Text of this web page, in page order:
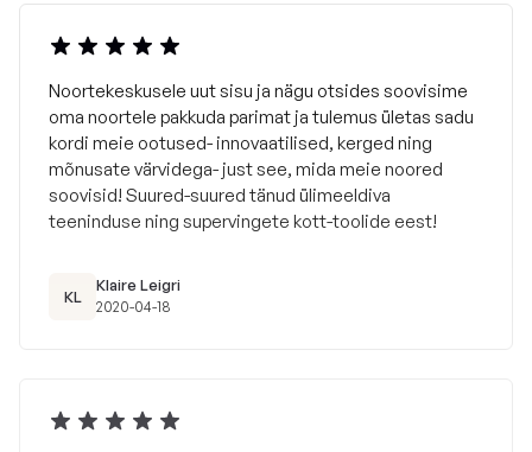
Noortekeskusele uut sisu ja nägu otsides soovisime
oma noortele pakkuda parimat ja tulemus ületas sadu
kordi meie ootused- innovaatilised, kerged ning
mõnusate värvidega- just see, mida meie noored
soovisid! Suured-suured tänud ülimeeldiva
teeninduse ning supervingete kott-toolide eest!
KL
Klaire Leigri
2020-04-18